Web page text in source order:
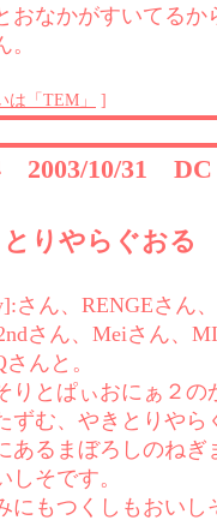
おなかがすいてるか
。
は「TEM」 ]
2003/10/31
りやらぐおる
さん、RENGEさん
さん、Meiさん、
んと。
りとぱぃおにぁ２の
ずむ、やきとりやら
あるまぼろしのねぎ
しそです。
にもつくしもおいし